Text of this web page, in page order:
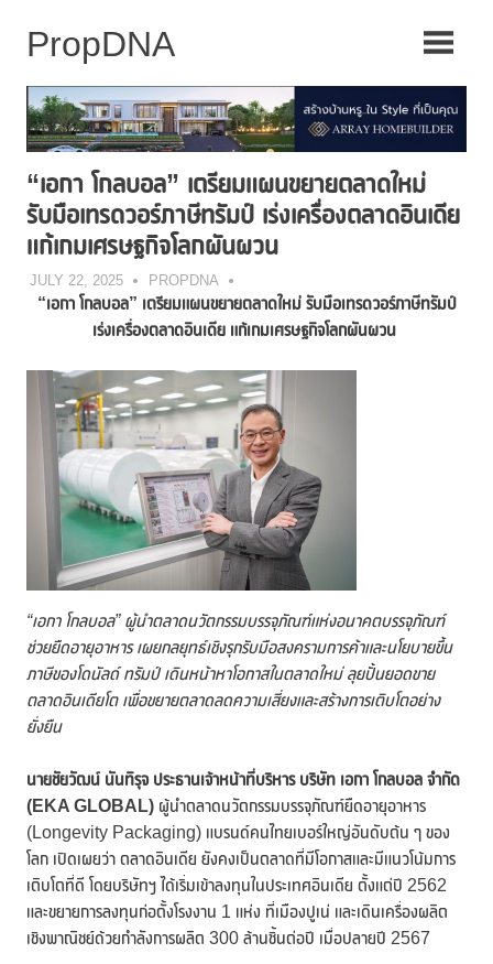
“เอกา โกลบอล” เตรียมแผนขยายตลาดใหม่
รับมือเทรดวอร์ภาษีทรัมป์ เร่งเครื่องตลาดอินเดีย
แก้เกมเศรษฐกิจโลกผันผวน
JULY 22, 2025 PROPDNA
“เอกา โกลบอล” เตรียมแผนขยายตลาดใหม่ รับมือเทรดวอร์ภาษีทรัมป์
เร่งเครื่องตลาดอินเดีย แก้เกมเศรษฐกิจโลกผันผวน
“เอกา โกลบอล” ผู้นำตลาดนวัตกรรมบรรจุภัณฑ์แห่งอนาคตบรรจุภัณฑ์
ช่วยยืดอายุอาหาร เผยกลยุทธ์เชิงรุกรับมือสงครามการค้าและนโยบายขึ้น
ภาษีของโดนัลด์ ทรัมป์ เดินหน้าหาโอกาสในตลาดใหม่ ลุยปั้นยอดขาย
ตลาดอินเดียโต เพื่อขยายตลาดลดความเสี่ยงและสร้างการเติบโตอย่าง
ยั่งยืน
นายชัยวัฒน์ นันทิรุจ ประธานเจ้าหน้าที่บริหาร บริษัท เอกา โกลบอล จำกัด
(EKA GLOBAL) ผู้นำตลาดนวัตกรรมบรรจุภัณฑ์ยืดอายุอาหาร
(Longevity Packaging) แบรนด์คนไทยเบอร์ใหญ่อันดับต้น ๆ ของ
โลก เปิดเผยว่า ตลาดอินเดีย ยังคงเป็นตลาดที่มีโอกาสและมีแนวโน้มการ
เติบโตที่ดี โดยบริษัทฯ ได้เริ่มเข้าลงทุนในประเทศอินเดีย ตั้งแต่ปี 2562
และขยายการลงทุนก่อตั้งโรงงาน 1 แห่ง ที่เมืองปูเน่ และเดินเครื่องผลิต
เชิงพาณิชย์ด้วยกำลังการผลิต 300 ล้านชิ้นต่อปี เมื่อปลายปี 2567